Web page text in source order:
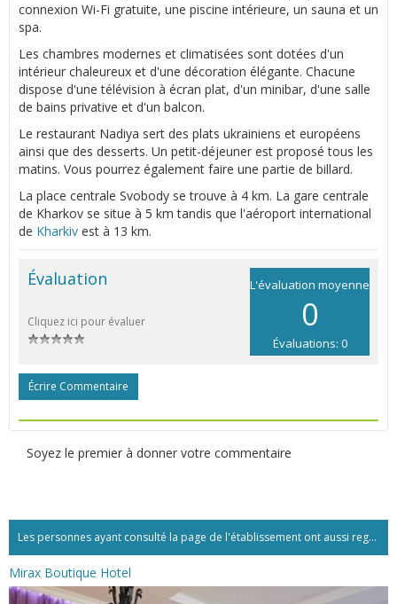
connexion Wi-Fi gratuite, une piscine intérieure, un sauna et un
spa.
Les chambres modernes et climatisées sont dotées d'un
intérieur chaleureux et d'une décoration élégante. Chacune
dispose d'une télévision à écran plat, d'un minibar, d'une salle
de bains privative et d'un balcon.
Le restaurant Nadiya sert des plats ukrainiens et européens
ainsi que des desserts. Un petit-déjeuner est proposé tous les
matins. Vous pourrez également faire une partie de billard.
La place centrale Svobody se trouve à 4 km. La gare centrale
de Kharkov se situe à 5 km tandis que l'aéroport international
de Kharkiv est à 13 km.
L'évaluation moyenne
0
Évaluations: 0
Évaluation
Cliquez ici pour évaluer
Écrire Commentaire
Soyez le premier à donner votre commentaire
Les personnes ayant consulté la page de l'établissement ont aussi regardé:...
Mirax Boutique Hotel